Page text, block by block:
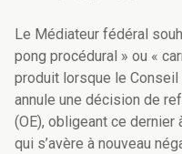
Le Médiateur fédéral
pong procédural » ou «
produit lorsque le
annule une décision de
(OE), obligeant ce dernier
qui s’avère à nouveau